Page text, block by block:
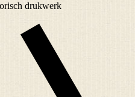
drukwerk